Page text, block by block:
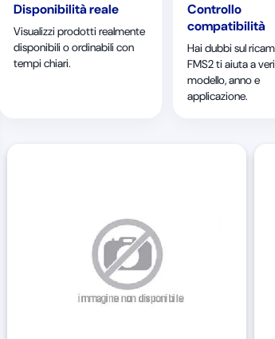
Disponibilità reale
Visualizzi prodotti realmente
disponibili o ordinabili con
tempi chiari.
Controllo
compatibilità
Hai dubbi sul
FMS2 ti aiuta a
modello, anno e
applicazione.